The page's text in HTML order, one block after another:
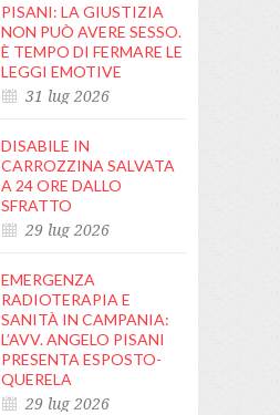
PISANI: LA GIUSTIZIA
NON PUÒ AVERE SESSO.
È TEMPO DI FERMARE LE
LEGGI EMOTIVE
31 lug 2026
DISABILE IN
CARROZZINA SALVATA
A 24 ORE DALLO
SFRATTO
29 lug 2026
EMERGENZA
RADIOTERAPIA E
SANITÀ IN CAMPANIA:
L’AVV. ANGELO PISANI
PRESENTA ESPOSTO-
QUERELA
29 lug 2026